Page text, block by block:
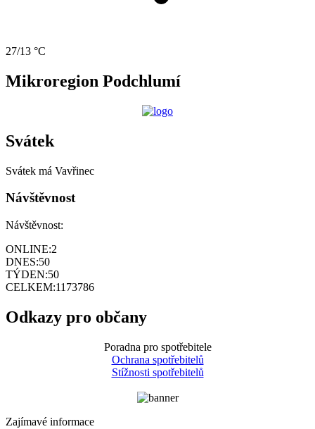
27/13 °C
Mikroregion Podchlumí
Svátek
Svátek má Vavřinec
Návštěvnost
Návštěvnost:
ONLINE:2
DNES:50
TÝDEN:50
CELKEM:1173786
Odkazy pro občany
Poradna pro spotřebitele
Ochrana spotřebitelů
Stížnosti spotřebitelů
Zajímavé informace